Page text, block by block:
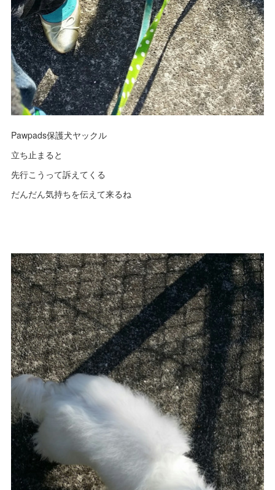
Pawpads保護犬ヤックル
立ち止まると
先行こうって訴えてくる
だんだん気持ちを伝えて来るね